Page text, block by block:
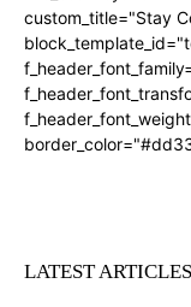
custom_title="Stay
LATEST ARTICLES